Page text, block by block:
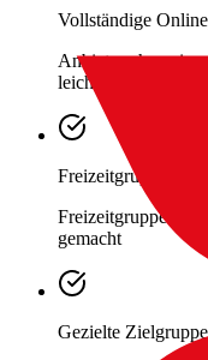
Vollständige
Anbieter ohne
leicht zu pflegende
Freizeitgruppen
Freizeitgruppen
gemacht
Gezielte